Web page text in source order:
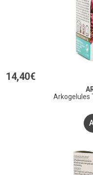
14,40€
Arkogelules